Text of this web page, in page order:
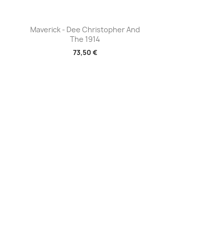
Aperçu rapide
Maverick - Dee Christopher And
The 1914
73,50 €